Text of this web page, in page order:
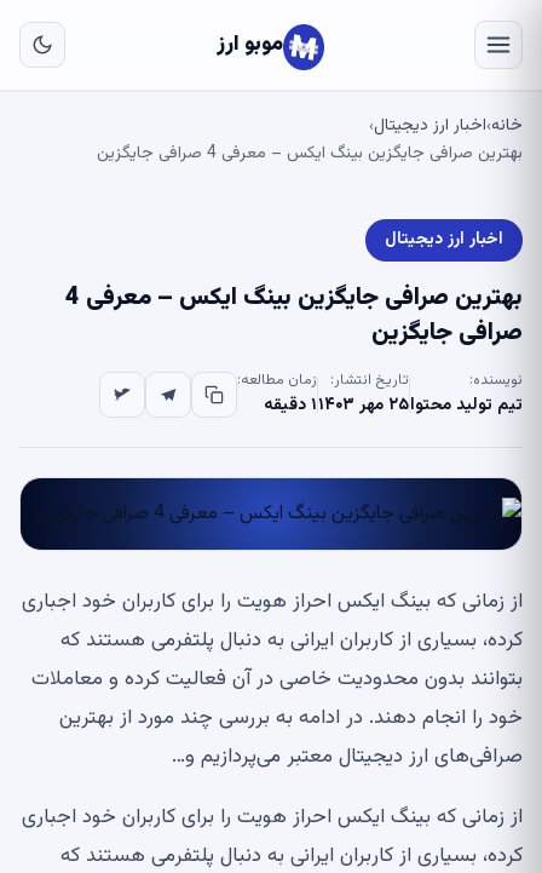
موبو ارز
خانه›اخبار ارز دیجیتال›
بهترین صرافی جایگزین بینگ ایکس – معرفی 4 صرافی جایگزین
اخبار ارز دیجیتال
بهترین صرافی جایگزین بینگ ایکس – معرفی 4
صرافی جایگزین
نویسنده:
تیم تولید محتوا
تاریخ انتشار:
۲۵ مهر ۱۴۰۳
زمان مطالعه:
۱ دقیقه
از زمانی که بینگ ایکس احراز هویت را برای کاربران خود اجباری
کرده، بسیاری از کاربران ایرانی به دنبال پلتفرمی‌ هستند که
بتوانند بدون محدودیت خاصی در آن فعالیت کرده و معاملات
خود را انجام دهند. در ادامه به بررسی چند مورد از بهترین
صرافی‌های ارز دیجیتال معتبر می‌پردازیم و…
از زمانی که بینگ ایکس احراز هویت را برای کاربران خود اجباری
کرده، بسیاری از کاربران ایرانی به دنبال پلتفرمی‌ هستند که